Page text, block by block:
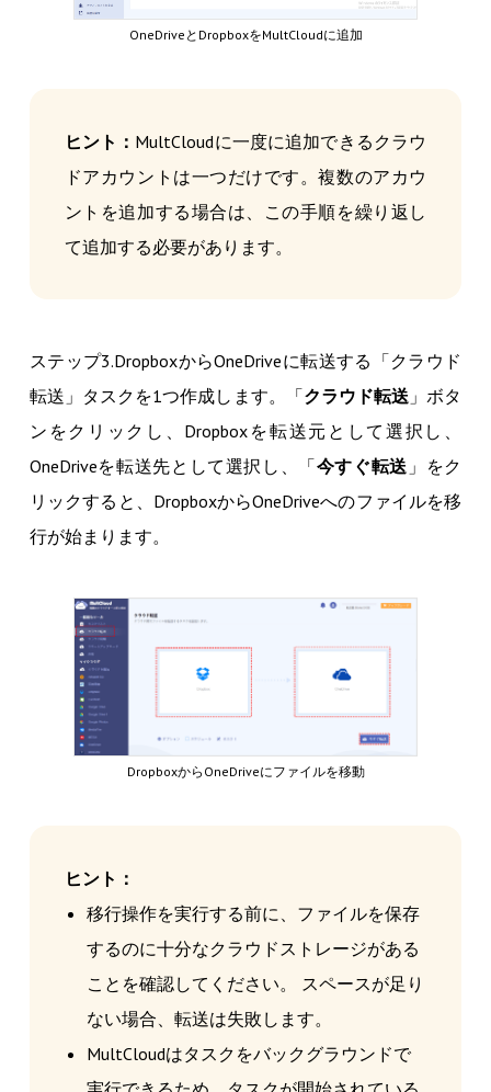
OneDriveとDropboxをMultCloudに追加
ヒント： MultCloudに一度に追加できるクラウ
ドアカウントは一つだけです。複数のアカウ
ントを追加する場合は、この手順を繰り返し
て追加する必要があります。
ステップ3.DropboxからOneDriveに転送する「クラウド
転送」タスクを1つ作成します。「クラウド転送 」ボタ
ンをクリックし、Dropboxを転送元として選択し、
OneDriveを転送先として選択し、「今すぐ転送 」をク
リックすると、DropboxからOneDriveへのファイルを移
行が始まります。
DropboxからOneDriveにファイルを移動
ヒント：
移行操作を実行する前に、ファイルを保存
するのに十分なクラウドストレージがある
ことを確認してください。 スペースが足り
ない場合、転送は失敗します。
MultCloudはタスクをバックグラウンドで